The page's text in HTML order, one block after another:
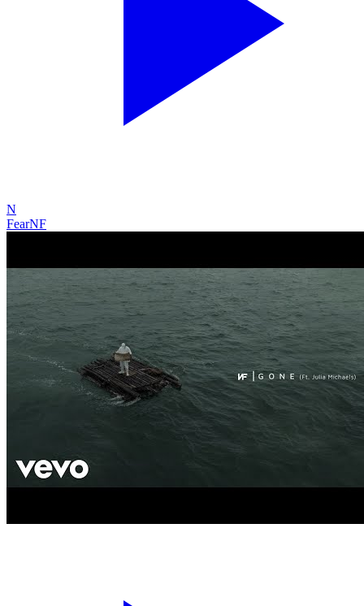
N
FearNF